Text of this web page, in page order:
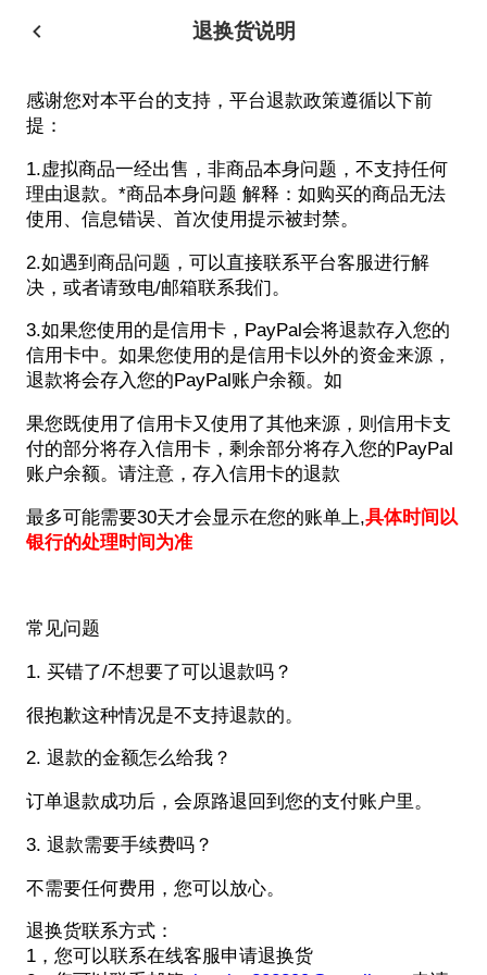
退换货说明
感谢您对本平台的支持，平台退款政策遵循以下前
提：
1.虚拟商品一经出售，非商品本身问题，不支持任何
理由退款。 *商品本身问题 解释：如购买的商品无法
使用、信息错误、首次使用提示被封禁。
2.如遇到商品问题，可以直接联系平台客服进行解
决，或者请致电/邮箱联系我们。
3.如果您使用的是信用卡，PayPal会将退款存入您的
信用卡中。如果您使用的是信用卡以外的资金来源，
退款将会存入您的PayPal账户余额。如
果您既使用了信用卡又使用了其他来源，则信用卡支
付的部分将存入信用卡，剩余部分将存入您的PayPal
账户余额。请注意，存入信用卡的退款
最多可能需要30天才会显示在您的账单上,具体时间以
银行的处理时间为准
常见问题
1. 买错了/不想要了可以退款吗？
很抱歉这种情况是不支持退款的。
2. 退款的金额怎么给我？
订单退款成功后，会原路退回到您的支付账户里。
3. 退款需要手续费吗？
不需要任何费用，您可以放心。
退换货联系方式：
1，您可以联系在线客服申请退换货